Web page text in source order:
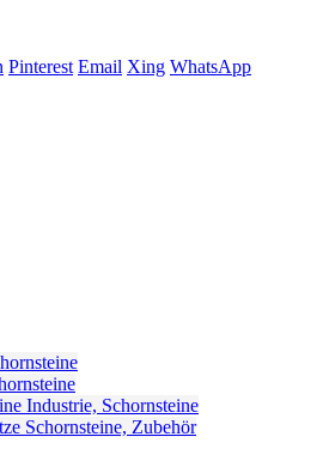
Pinterest Email Xing WhatsApp
Industrie, Schornsteine
Schornsteine, Zubehör